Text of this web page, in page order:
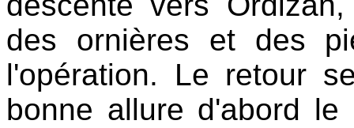
des ornières et des
l'opération. Le retour
bonne allure d'abord